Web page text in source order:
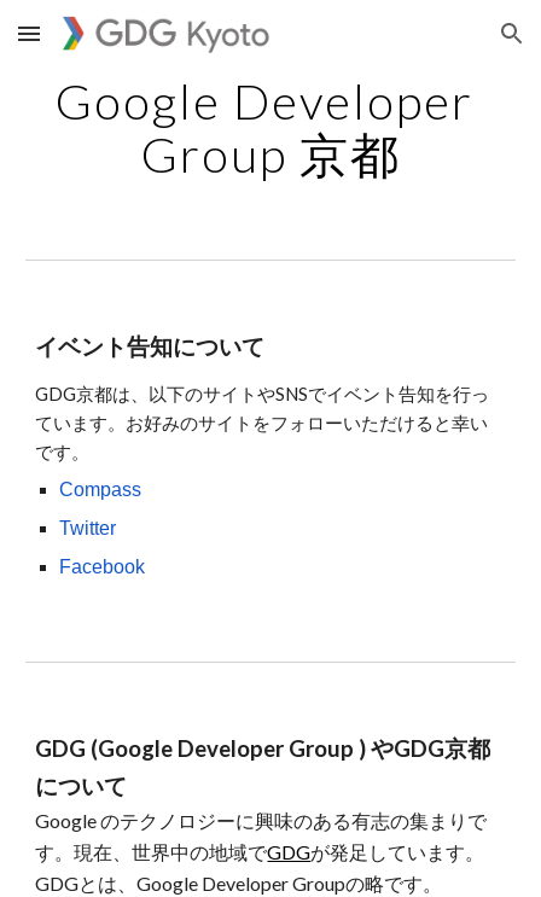
Skip to main content Skip to navigation
Google Developer
Group 京都
イベント告知について
GDG京都は、以下のサイトやSNSでイベント告知を行っ
ています。お好みのサイトをフォローいただけると幸い
です。
Compass
Twitter
Facebook
GDG (Google Developer Group ) やGDG京都
について
Google のテクノロジーに興味のある有志の集まりで
す。現在、世界中の地域でGDGが発足しています。
GDGとは、Google Developer Groupの略です。